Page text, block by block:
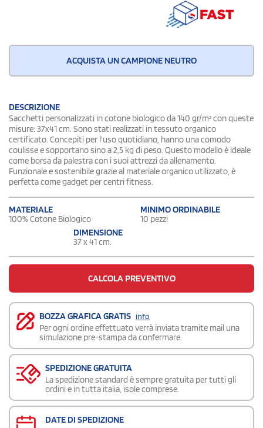
ACQUISTA UN CAMPIONE NEUTRO
DESCRIZIONE
Sacchetti personalizzati in cotone biologico da 140 gr/m² con queste
misure: 37x41 cm. Sono stati realizzati in tessuto organico
certificato. Concepiti per l'uso quotidiano, hanno una comodo
coulisse e sopportano sino a 2,5 kg di peso. Questo modello è ideale
come borsa da palestra con i suoi attrezzi da allenamento.
Funzionale e sostenibile grazie al materiale organico utilizzato, è
perfetta come gadget per centri fitness.
MATERIALE
100% Cotone Biologico
MINIMO ORDINABILE
10 pezzi
DIMENSIONE
37 x 41 cm.
CALCOLA PREVENTIVO
BOZZA GRAFICA GRATIS info
Per ogni ordine effettuato verrà inviata tramite mail una
simulazione pre-stampa da confermare.
SPEDIZIONE GRATUITA
La spedizione standard è sempre gratuita per tutti gli
ordini e in tutta italia, isole comprese.
DATE DI SPEDIZIONE